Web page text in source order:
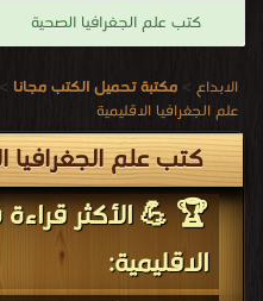
كتب علم الجغرافيا الصحية
الابداع > مكتبة تحميل الكتب مجانا >
علم الجغرافيا الاقليمية
كتب علم الجغرافيا
🏆 💪 الأكثر
الاقليمية: